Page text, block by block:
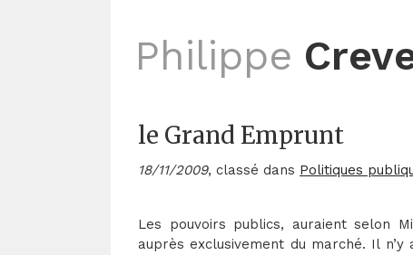
Philippe
le Grand Emprunt
18/11/2009, classé dans Politiques
Les pouvoirs publics, auraient selon
auprès exclusivement du marché. Il